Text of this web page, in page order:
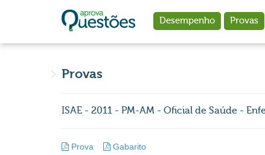
Desempenho Provas
Provas
ISAE - 2011 - PM-AM - Oficial de Saúde -
Prova Gabarito